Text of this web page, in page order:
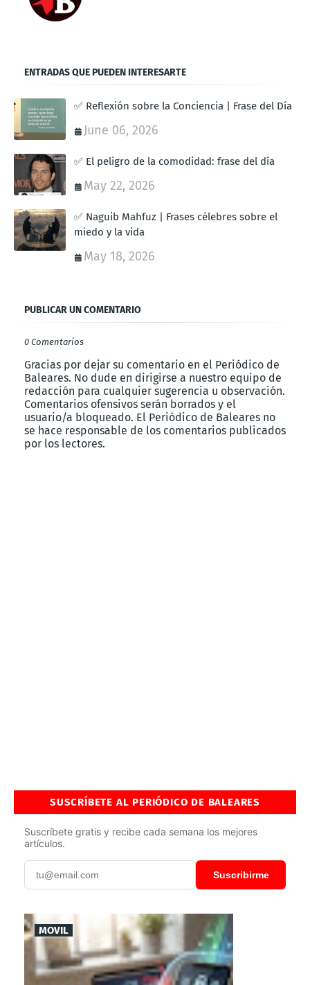
ENTRADAS QUE PUEDEN INTERESARTE
✅ Reflexión sobre la Conciencia | Frase del Día
June 06, 2026
✅ El peligro de la comodidad: frase del día
May 22, 2026
✅ Naguib Mahfuz | Frases célebres sobre el
miedo y la vida
May 18, 2026
PUBLICAR UN COMENTARIO
0 Comentarios
Gracias por dejar su comentario en el Periódico de
Baleares. No dude en dirigirse a nuestro equipo de
redacción para cualquier sugerencia u observación.
Comentarios ofensivos serán borrados y el
usuario/a bloqueado. El Periódico de Baleares no
se hace responsable de los comentarios publicados
por los lectores.
SUSCRÍBETE AL PERIÓDICO DE BALEARES
Suscríbete gratis y recibe cada semana los mejores
artículos.
Suscribirme
MOVIL